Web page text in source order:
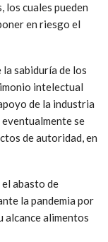
los cuales pueden
en riesgo el
la sabiduría de los
intelectual
de la industria
se
de autoridad, en
abasto de
la pandemia por
alcance alimentos